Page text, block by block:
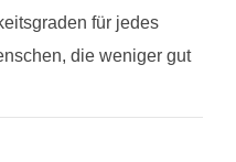
für jedes
die weniger gut